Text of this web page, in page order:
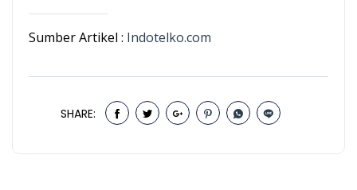
Sumber Artikel : Indotelko.com
SHARE: